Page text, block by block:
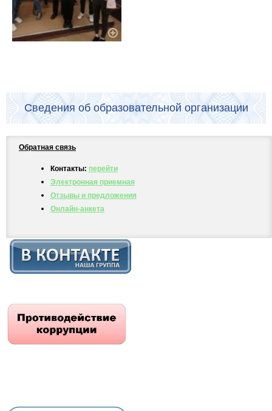
Сведения об образовательной организации
Обратная связь
Контакты: перейти
Электронная приемная
Отзывы и предложения
Онлайн-анкета